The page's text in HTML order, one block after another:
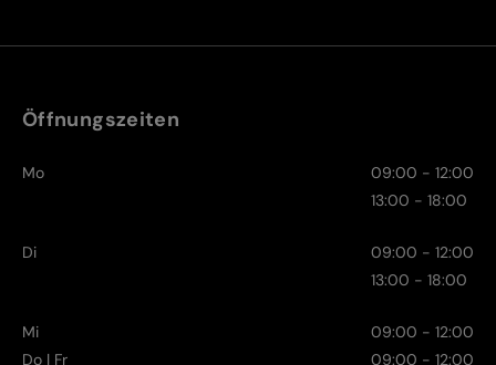
Öffnungszeiten
Mo
09:00 - 12:00
13:00 - 18:00
Di
09:00 - 12:00
13:00 - 18:00
Mi
09:00 - 12:00
Do | Fr
09:00 - 12:00